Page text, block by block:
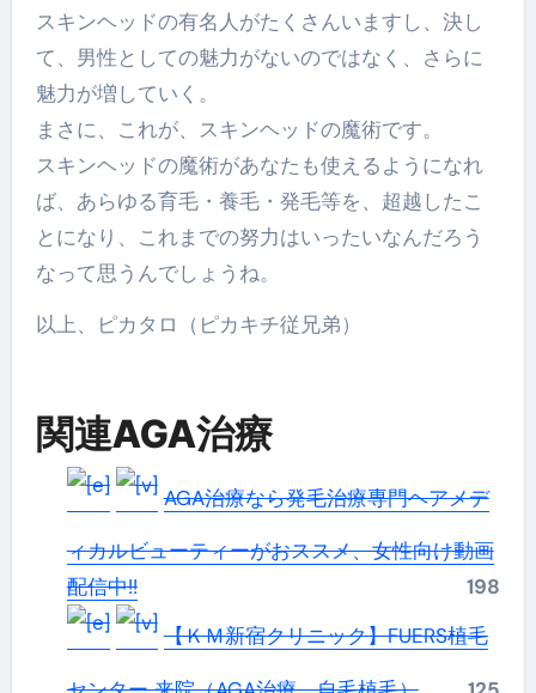
スキンヘッドの有名人がたくさんいますし、決し
て、男性としての魅力がないのではなく、さらに
魅力が増していく。
まさに、これが、スキンヘッドの魔術です。
スキンヘッドの魔術があなたも使えるようになれ
ば、あらゆる育毛・養毛・発毛等を、超越したこ
とになり、これまでの努力はいったいなんだろう
なって思うんでしょうね。
以上、ピカタロ（ピカキチ従兄弟）
関連AGA治療
AGA治療なら発毛治療専門ヘアメデ
ィカルビューティーがおススメ、女性向け動画
配信中!!
198
【ＫＭ新宿クリニック】FUERS植毛